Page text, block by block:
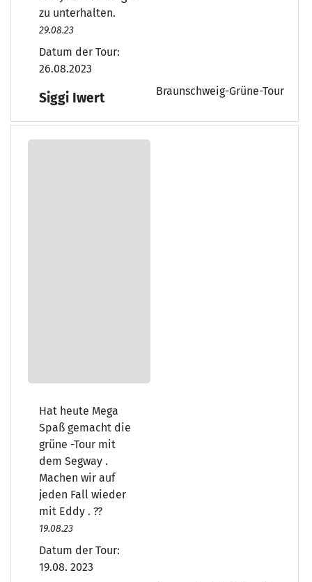
zu unterhalten.
29.08.23
Datum der Tour:
26.08.2023
Siggi Iwert Braunschweig-Grüne-Tour
Hat heute Mega
Spaß gemacht die
grüne -Tour mit
dem Segway .
Machen wir auf
jeden Fall wieder
mit Eddy . ??
19.08.23
Datum der Tour:
19.08. 2023